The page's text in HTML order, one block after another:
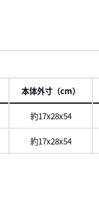
本体外寸（cm）
約17x28x54
約17x28x54